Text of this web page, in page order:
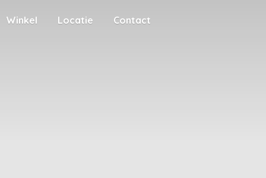
Winkel Locatie Contact